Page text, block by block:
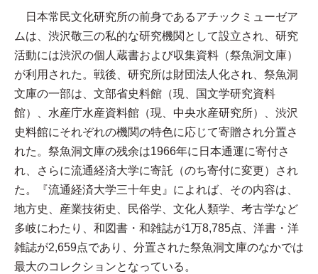
日本常民文化研究所の前身であるアチックミューゼア
ムは、渋沢敬三の私的な研究機関として設立され、研究
活動には渋沢の個人蔵書および収集資料（祭魚洞文庫）
が利用された。戦後、研究所は財団法人化され、祭魚洞
文庫の一部は、文部省史料館（現、国文学研究資料
館）、水産庁水産資料館（現、中央水産研究所）、渋沢
史料館にそれぞれの機関の特色に応じて寄贈され分置さ
れた。祭魚洞文庫の残余は1966年に日本通運に寄付さ
れ、さらに流通経済大学に寄託（のち寄付に変更）され
た。『流通経済大学三十年史』によれば、その内容は、
地方史、産業技術史、民俗学、文化人類学、考古学など
多岐にわたり、和図書・和雑誌が1万8,785点、洋書・洋
雑誌が2,659点であり、分置された祭魚洞文庫のなかでは
最大のコレクションとなっている。